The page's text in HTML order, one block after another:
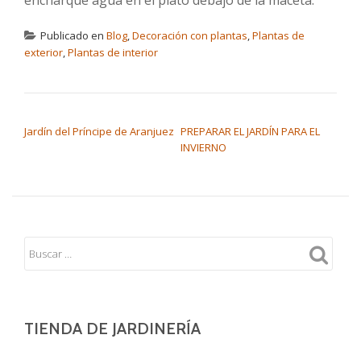
Publicado en Blog,Decoración con plantas,Plantas de
exterior,Plantas de interior
Jardín del Príncipe de Aranjuez PREPARAR EL JARDÍN PARA EL
INVIERNO
TIENDA DE JARDINERÍA